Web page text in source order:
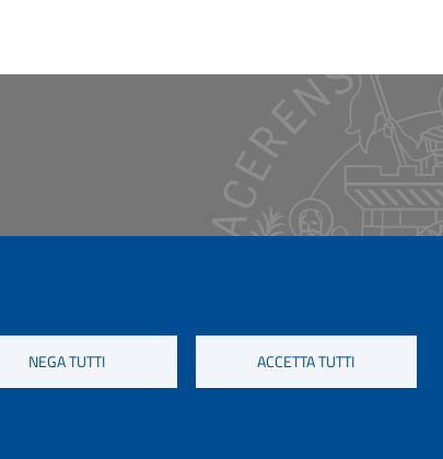
NEGA TUTTI ACCETTA TUTTI